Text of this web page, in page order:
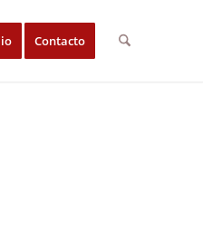
Contacto